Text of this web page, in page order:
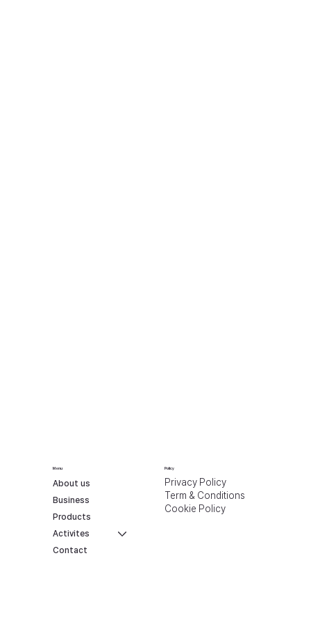
Menu
About us
Business
Products
Activites
Contact
Policy
Privacy Policy
Term & Conditions
Cookie Policy